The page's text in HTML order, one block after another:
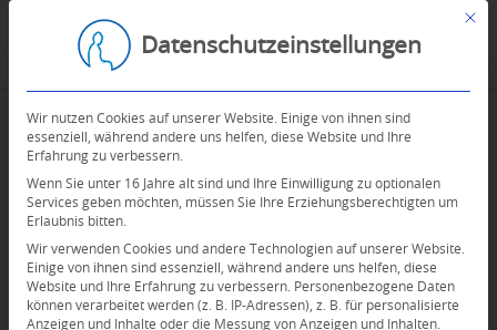
Mit
Datenschutzeinstellungen
Wir nutzen Cookies auf unserer Website. Einige von ihnen sind
essenziell, während andere uns helfen, diese Website und Ihre
Erfahrung zu verbessern.
Wenn Sie unter 16 Jahre alt sind und Ihre Einwilligung zu optionalen
Services geben möchten, müssen Sie Ihre Erziehungsberechtigten um
Erlaubnis bitten.
Wir verwenden Cookies und andere Technologien auf unserer Website.
Einige von ihnen sind essenziell, während andere uns helfen, diese
Website und Ihre Erfahrung zu verbessern.
Personenbezogene Daten
können verarbeitet werden (z. B. IP-Adressen), z. B. für personalisierte
Anzeigen und Inhalte oder die Messung von Anzeigen und Inhalten.